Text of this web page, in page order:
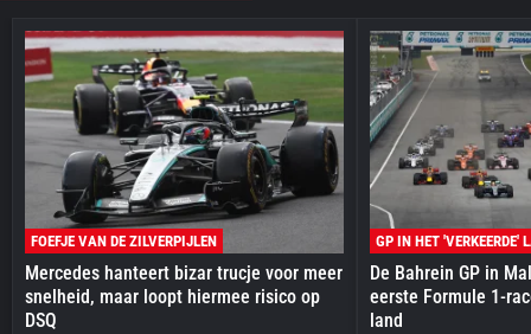
FOEFJE VAN DE ZILVERPIJLEN
Mercedes hanteert bizar trucje voor meer
snelheid, maar loopt hiermee risico op
DSQ
GP IN HET 'VERKEERDE'
De Bahrein GP in
eerste Formule 1-
land